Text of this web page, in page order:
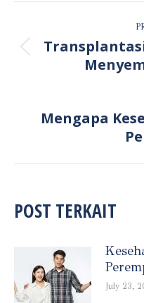
NAVIGATION
Mengapa
POST TERKAIT
July 23,